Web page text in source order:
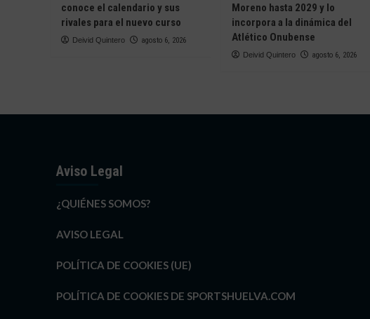
conoce el calendario y sus
rivales para el nuevo curso
Deivid Quintero agosto 6, 2026
Moreno hasta 2029 y lo
incorpora a la dinámica del
Atlético Onubense
Deivid Quintero agosto 6, 2026
Aviso Legal
¿QUIÉNES SOMOS?
AVISO LEGAL
POLÍTICA DE COOKIES (UE)
POLÍTICA DE COOKIES DE SPORTSHUELVA.COM